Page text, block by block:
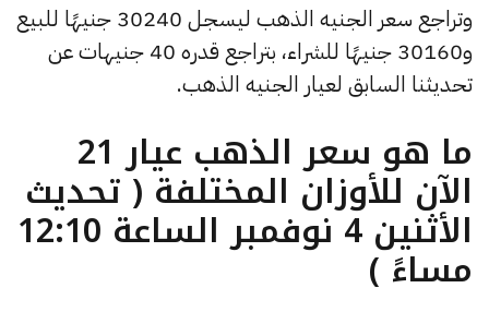
وتراجع سعر الجنيه الذهب ليسجل 30240 جنيهًا للبيع
و30160 جنيهًا للشراء، بتراجع قدره 40 جنيهات عن
تحديثنا السابق لعيار الجنيه الذهب.
ما هو سعر الذهب عيار 21
الآن للأوزان المختلفة ( تحديث
الأثنين 4 نوفمبر الساعة 12:10
مساءً )